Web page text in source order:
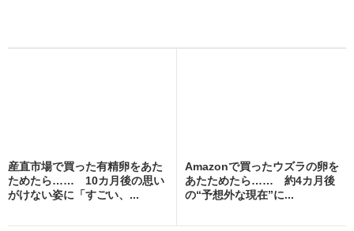
産直市場で買った有精卵をあた
ためたら…… 10カ月後の思い
がけない姿に「すごい、...
Amazonで買ったウズラの卵を
あたためたら…… 約4カ月後
の“予想外な現在”に...